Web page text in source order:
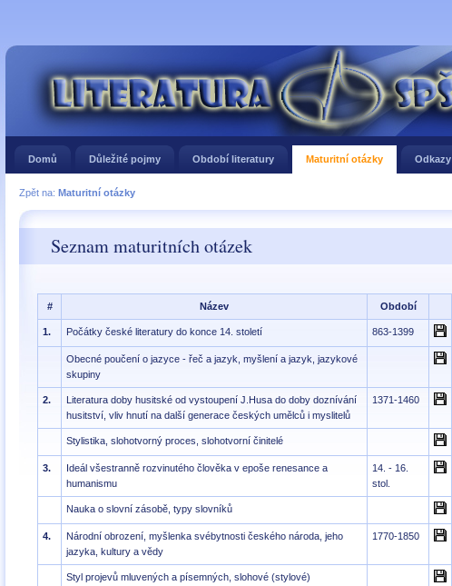
Domů Důležité pojmy Období literatury Maturitní otázky Odkazy
Zpět na: Maturitní otázky
Seznam maturitních otázek
# Název Období
1. Počátky české literatury do konce 14. století 863-1399
Obecné poučení o jazyce - řeč a jazyk, myšlení a jazyk, jazykové
skupiny
2.
Literatura doby husitské od vystoupení J.Husa do doby doznívání
husitství, vliv hnutí na další generace českých umělců i myslitelů
1371-1460
Stylistika, slohotvorný proces, slohotvorní činitelé
3.
Ideál všestranně rozvinutého člověka v epoše renesance a
humanismu
14. - 16.
stol.
Nauka o slovní zásobě, typy slovníků
4.
Národní obrození, myšlenka svébytnosti českého národa, jeho
jazyka, kultury a vědy
1770-1850
Styl projevů mluvených a písemných, slohové (stylové)